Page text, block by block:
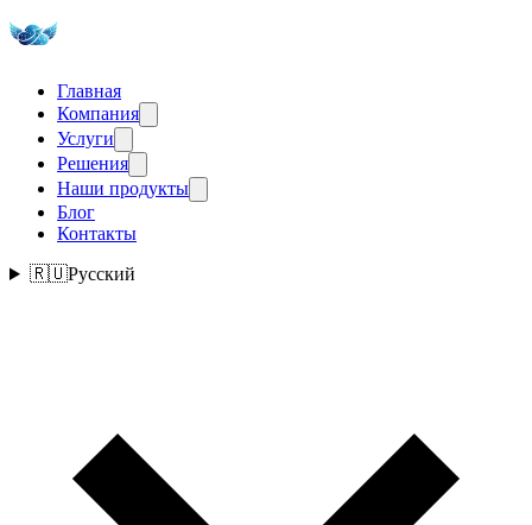
Главная
Компания
Услуги
Решения
Наши продукты
Блог
Контакты
🇷🇺Русский